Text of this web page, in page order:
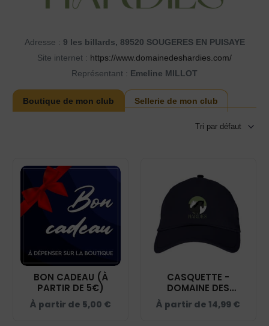
Adresse : 9 les billards, 89520 SOUGERES EN PUISAYE
Site internet : https://www.domainedeshardies.com/
Représentant : Emeline MILLOT
Boutique de mon club Sellerie de mon club
BON CADEAU (À
PARTIR DE 5€)
À partir de 5,00 €
CASQUETTE -
DOMAINE DES
HARDIES - NAVY -
BF015
À partir de 14,99 €